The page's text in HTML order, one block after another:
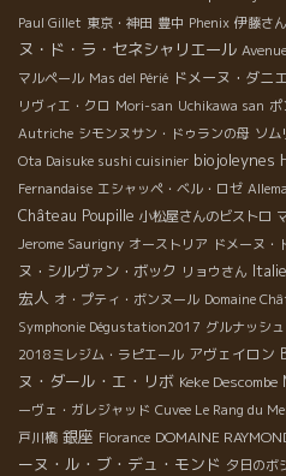
Paul Gillet 東京・神田 豊中 Phenix 伊藤さん
ヌ・ド・ラ・セネシャリエール
マルペール Mas del Périé ドメーヌ・ダニ
リヴィエ・クロ Mori-san Uchikawa san
Autriche シモンヌサン・ドゥランの母 ソム
Ota Daisuke sushi cuisinier biojoleynes
Fernandaise エシャッペ・ベル・ロゼ
Château Poupille 小松屋さんのビストロ
Jerome Saurigny オーストリア ドメーヌ・
ヌ・シルヴァン・ボック リョウさん Italie
宏人 オ・プティ・ボンヌール Domaine
Symphonie Dégustation2017 グルナッシ
2018ミレジム・ラピエール アヴェイロン
ヌ・ダール・エ・リボ Keke Descombe
ーヴェ・ガレジャッド Cuvee Le Rang du
戸川橋 銀座 Florance DOMAINE
ーヌ・ル・ブ・デュ・モンド 夕日のボ